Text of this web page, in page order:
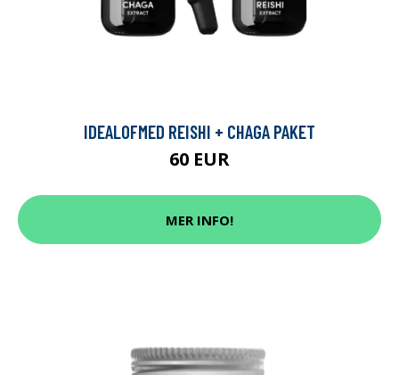
IDEALOFMED REISHI + CHAGA PAKET
60 EUR
MER INFO!